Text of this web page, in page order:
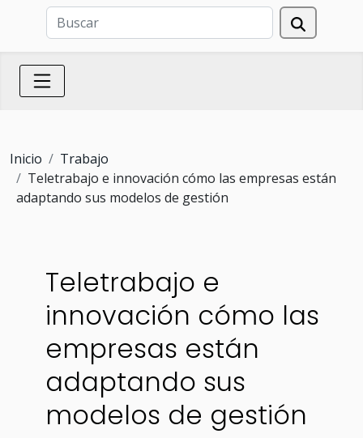
Inicio
Trabajo
Teletrabajo e innovación cómo las empresas están
adaptando sus modelos de gestión
Teletrabajo e
innovación cómo las
empresas están
adaptando sus
modelos de gestión